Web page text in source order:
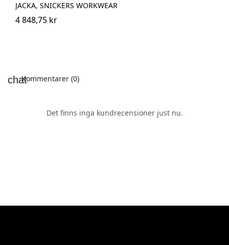
JACKA, SNICKERS WORKWEAR
4 848,75 kr
Kommentarer (0)
Det finns inga kundrecensioner just nu.